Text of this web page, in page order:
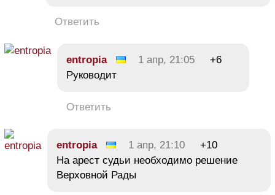
Ответить
entropia 1 апр, 21:05
+6
Руководит
Ответить
entropia 1 апр, 21:10
+10
На арест судьи необходимо решение
Верховной Рады